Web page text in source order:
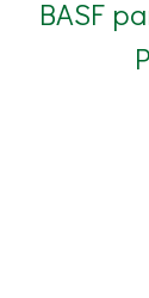
BASF